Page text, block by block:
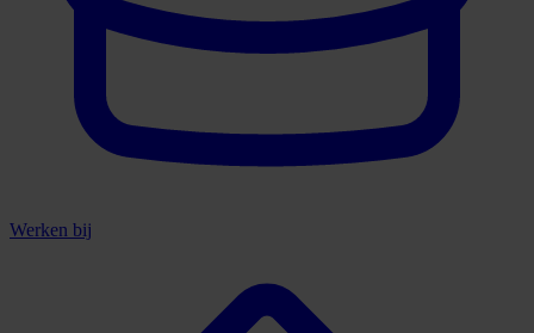
Werken bij